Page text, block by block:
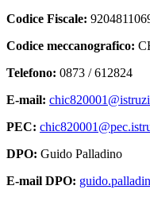
Codice Fiscale:
Codice meccanografico:
Telefono: 0873 / 612824
E-mail:
PEC:
DPO: Guido Palladino
E-mail DPO: